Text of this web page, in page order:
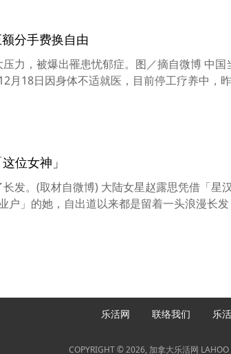
分手费换自由
力，被爆出罹患忧郁症。图／摘自微博 中
月18日因身体不适就医，目前停工疗养中，
位女神」
发。(取材自微博) 大陆女星赵露思凭借「星
户」的她，自出道以来都是留着一头浪漫长
乐活网 联络我们 乐
COPYRIGHT © 2026, 加拿大乐活网 LAHOO